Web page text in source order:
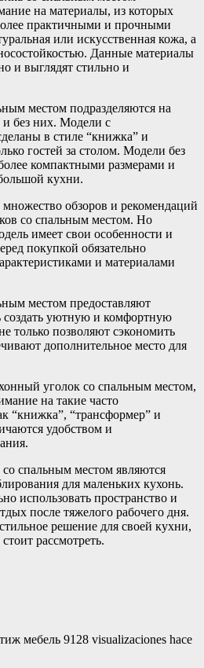
на материалы, из которых
практичными и прочными
или искусственная кожа, а
Данные материалы
и выглядят стильно и
местом подразделяются на
без них. Модели с
в стиле “книжка” и
гостей за столом. Модели без
компактными размерами и
кухни.
обзоров и рекомендаций
со спальным местом. Но
имеет свои особенности и
покупкой обязательно
и материалами
местом предоставляют
создать уютную и комфортную
только позволяют сэкономить
дополнительное место для
уголок со спальным местом,
на такие часто
“книжка”, “трансформер” и
удобством и
спальным местом являются
для маленьких кухонь.
использовать пространство и
после тяжелого рабочего дня.
решение для своей кухни,
рассмотреть.
мебель 9128 visualizaciones hace